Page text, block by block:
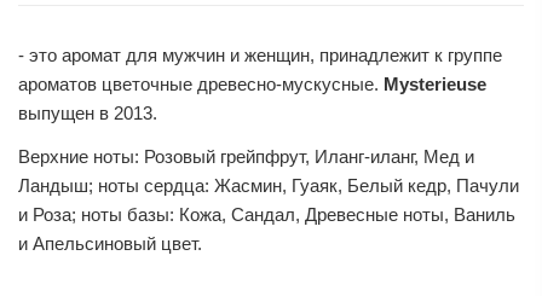
- это аромат для мужчин и женщин, принадлежит к группе
ароматов цветочные древесно-мускусные. Mysterieuse
выпущен в 2013.
Верхние ноты: Розовый грейпфрут, Иланг-иланг, Мед и
Ландыш; ноты сердца: Жасмин, Гуаяк, Белый кедр, Пачули
и Роза; ноты базы: Кожа, Сандал, Древесные ноты, Ваниль
и Апельсиновый цвет.